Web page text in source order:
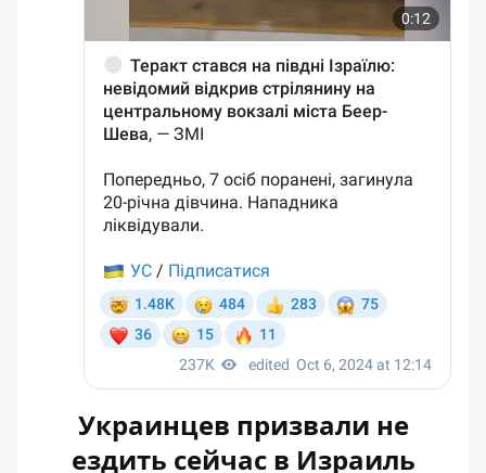
Украинцев призвали не
ездить сейчас в Израиль